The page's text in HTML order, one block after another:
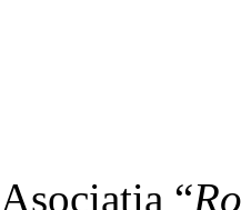
Asociatia “